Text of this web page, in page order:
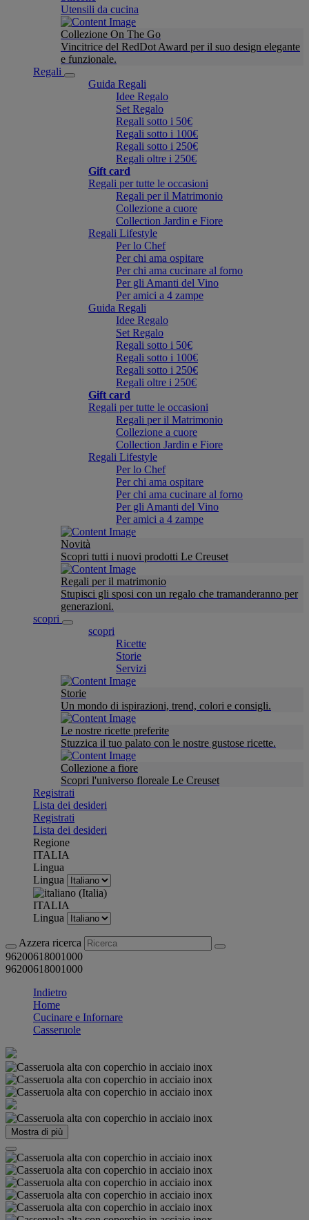
Utensili da cucina
Collezione On The Go
Vincitrice del RedDot Award per il suo design elegante
e funzionale.
Regali
Guida Regali
Idee Regalo
Set Regalo
Regali sotto i 50€
Regali sotto i 100€
Regali sotto i 250€
Regali oltre i 250€
Gift card
Regali per tutte le occasioni
Regali per il Matrimonio
Collezione a cuore
Collection Jardin e Fiore
Regali Lifestyle
Per lo Chef
Per chi ama ospitare
Per chi ama cucinare al forno
Per gli Amanti del Vino
Per amici a 4 zampe
Guida Regali
Idee Regalo
Set Regalo
Regali sotto i 50€
Regali sotto i 100€
Regali sotto i 250€
Regali oltre i 250€
Gift card
Regali per tutte le occasioni
Regali per il Matrimonio
Collezione a cuore
Collection Jardin e Fiore
Regali Lifestyle
Per lo Chef
Per chi ama ospitare
Per chi ama cucinare al forno
Per gli Amanti del Vino
Per amici a 4 zampe
Novità
Scopri tutti i nuovi prodotti Le Creuset
Regali per il matrimonio
Stupisci gli sposi con un regalo che tramanderanno per
generazioni.
scopri
scopri
Ricette
Storie
Servizi
Storie
Un mondo di ispirazioni, trend, colori e consigli.
Le nostre ricette preferite
Stuzzica il tuo palato con le nostre gustose ricette.
Collezione a fiore
Scopri l'universo floreale Le Creuset
Registrati
Lista dei desideri
Registrati
Lista dei desideri
Regione
ITALIA
Lingua
Lingua
ITALIA
Lingua
Azzera ricerca
96200618001000
96200618001000
Indietro
Home
Cucinare e Infornare
Casseruole
Mostra di più